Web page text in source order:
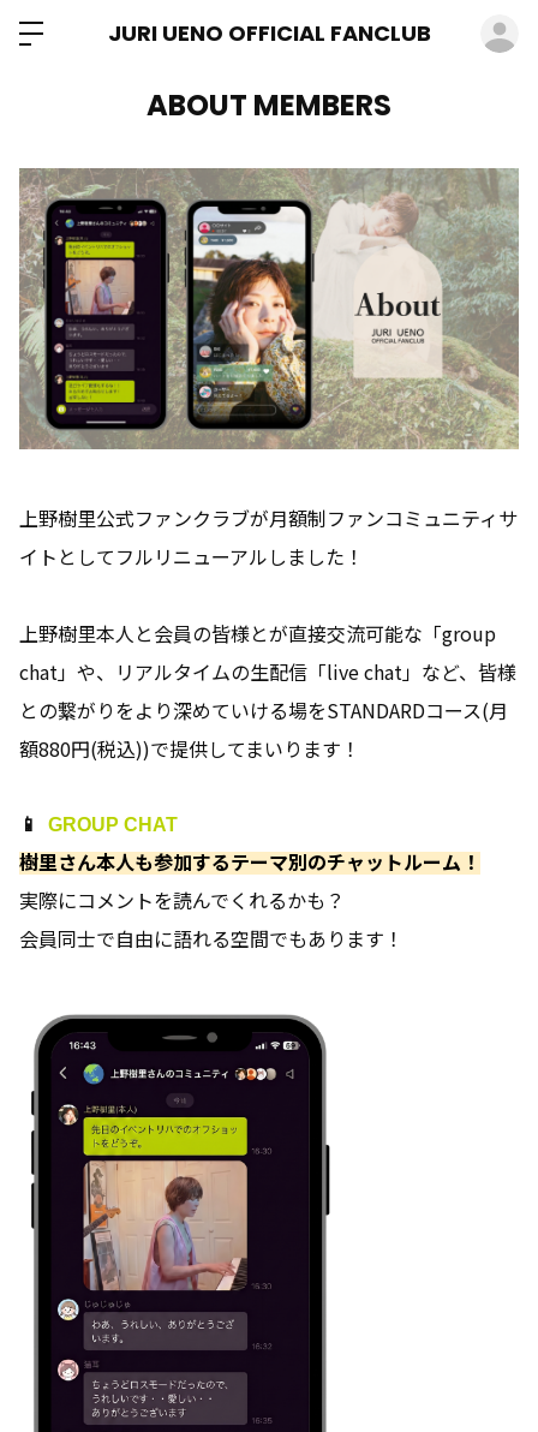
JURI UENO OFFICIAL FANCLUB
ABOUT MEMBERS
上野樹里公式ファンクラブが月額制ファンコミュニティサ
イトとしてフルリニューアルしました！
上野樹里本人と会員の皆様とが直接交流可能な「group
chat」や、リアルタイムの生配信「live chat」など、皆様
との繋がりをより深めていける場をSTANDARDコース(月
額880円(税込))で提供してまいります！
📱 GROUP CHAT
樹里さん本人も参加するテーマ別のチャットルーム！
実際にコメントを読んでくれるかも？
会員同士で自由に語れる空間でもあります！